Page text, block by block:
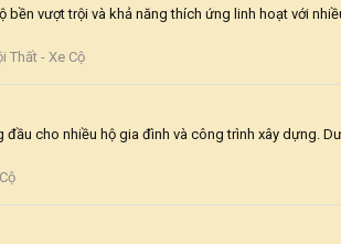
vượt trội và khả năng thích ứng linh hoạt với
Thất - Xe Cộ
cho nhiều hộ gia đình và công trình xây dựng.